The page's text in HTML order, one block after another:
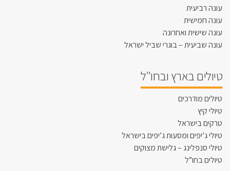
עונה רביעית
עונה חמישית
עונה שישית ואחרונה
עונה שביעית – בוגרי שביל ישראל
טיולים בארץ ובחו"ל
טיולים מודרכים
טיולי קיץ
טרקים בישראל
טיולי ג’יפים ומסעות ג’יפים בישראל
טיולי סנפלינג – גלישת מצוקים
טיולים בחו”ל